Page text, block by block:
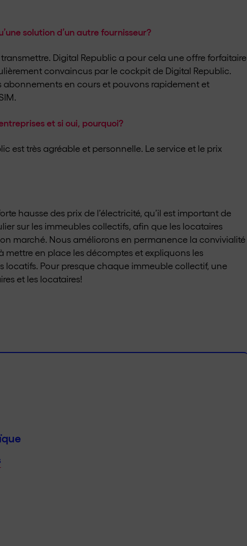
solution d’un autre fournisseur?
Digital Republic a pour cela une offre forfaitaire
convaincus par le cockpit de Digital Republic.
en cours et pouvons rapidement et
et si oui, pourquoi?
est très agréable et personnelle. Le service et le prix
hausse des prix de l’électricité, qu’il est important de
sur les immeubles collectifs, afin que les locataires
marché. Nous améliorons en permanence la convivialité
en place les décomptes et expliquons les
locatifs. Pour presque chaque immeuble collectif, une
et les locataires!